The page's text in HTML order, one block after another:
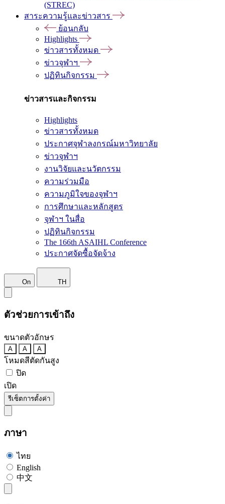
(STREC)
สาระความรู้และข่าวสาร
ย้อนกลับ
Highlights
ข่าวสารทั้งหมด
ข่าวจุฬาฯ
ปฏิทินกิจกรรม
ข่าวสารและกิจกรรม
Highlights
ข่าวสารทั้งหมด
ประกาศจุฬาลงกรณ์มหาวิทยาลัย
ข่าวจุฬาฯ
งานวิจัยและนวัตกรรม
ความร่วมมือ
ความภูมิใจของจุฬาฯ
การศึกษาและหลักสูตร
จุฬาฯ ในสื่อ
ปฏิทินกิจกรรม
The 166th ASAIHL Conference
ประกาศจัดซื้อจัดจ้าง
On TH
ตัวช่วยการเข้าถึง
ขนาดตัวอักษร
A A A
โหมดสีตัดกันสูง
ปิด
เปิด
รีเซ็ตการตั้งค่า
ภาษา
ไทย
English
中文